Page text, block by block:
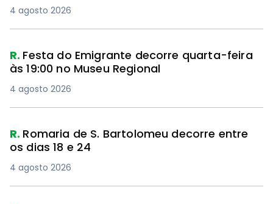
4 agosto 2026
R. Festa do Emigrante decorre quarta-feira
às 19:00 no Museu Regional
4 agosto 2026
R. Romaria de S. Bartolomeu decorre entre
os dias 18 e 24
4 agosto 2026